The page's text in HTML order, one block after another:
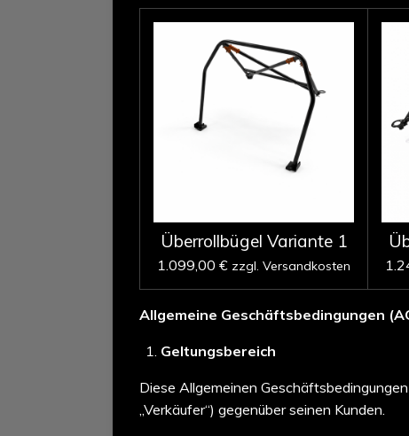
Überrollbügel Variante 1
1.099,00 € zzgl. Versandkosten
Allgemeine Geschäftsbedingungen
Geltungsbereich
Diese Allgemeinen
„Verkäufer“) gegenüber seinen Kunden.